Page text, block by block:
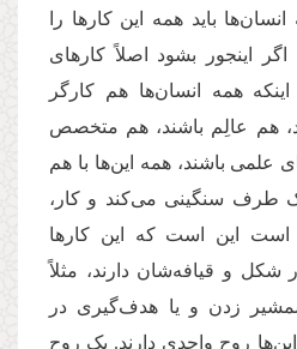
باید همه این کارها را
اینجور بشود اصلاً کارهای
همه انسان‌ها هم کارگر
هم عالِم باشند، هم متخصص
علمی باشند، همه این‌ها با هم
طرف سنگینی می‌کند و کار،
است این است که این کارها
شکل و قیافه‌شان دارند، مثلاً
زدن و یا هدف‌گیری در
این‌ها روح واحدی دارند. یک روح